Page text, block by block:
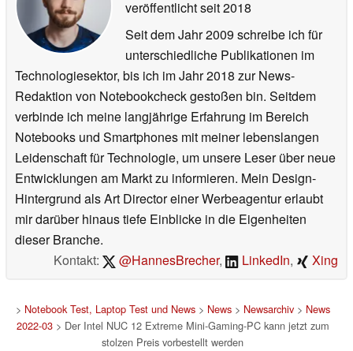
veröffentlichtseit 2018
Seit dem Jahr 2009 schreibe ich für
unterschiedliche Publikationen im
Technologiesektor, bis ich im Jahr 2018 zur News-
Redaktion von Notebookcheck gestoßen bin. Seitdem
verbinde ich meine langjährige Erfahrung im Bereich
Notebooks und Smartphones mit meiner lebenslangen
Leidenschaft für Technologie, um unsere Leser über neue
Entwicklungen am Markt zu informieren. Mein Design-
Hintergrund als Art Director einer Werbeagentur erlaubt
mir darüber hinaus tiefe Einblicke in die Eigenheiten
dieser Branche.
Kontakt:
@HannesBrecher, LinkedIn, Xing
> Notebook Test, Laptop Test und News> News> Newsarchiv> News
2022-03> Der Intel NUC 12 Extreme Mini-Gaming-PC kann jetzt zum
stolzen Preis vorbestellt werden